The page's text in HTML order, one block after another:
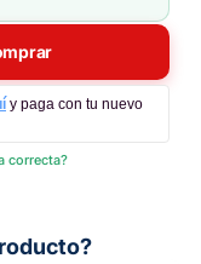
y paga con tu nuevo
correcta?